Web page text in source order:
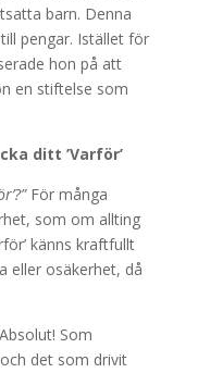
barn. Denna
pengar. Istället för
hon på att
en stiftelse som
ditt ’Varför’
För många
som om allting
känns kraftfullt
eller osäkerhet, då
Som
det som drivit